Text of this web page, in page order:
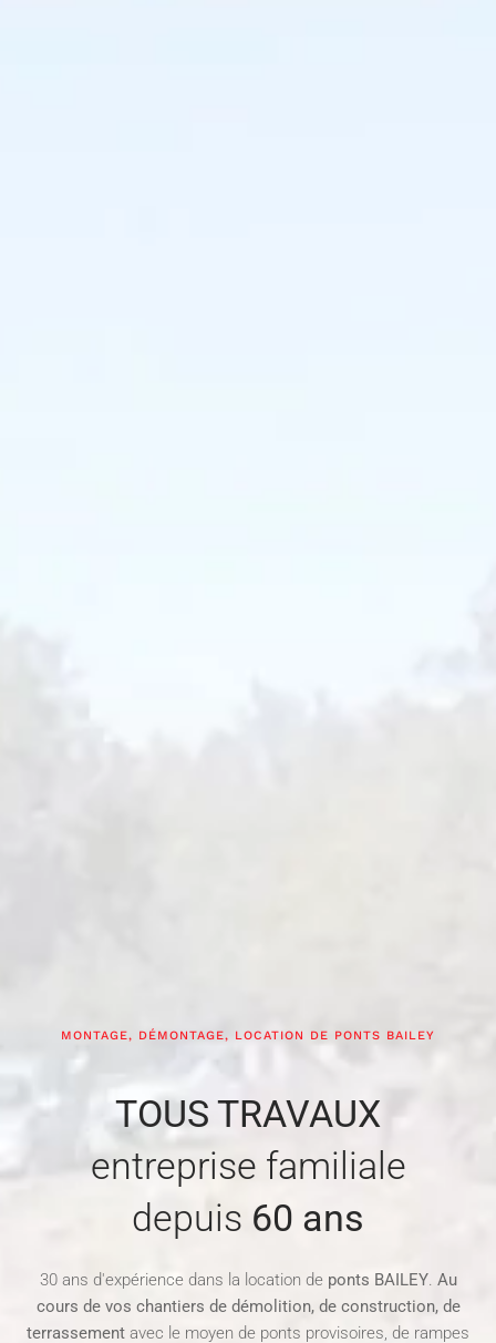
MONTAGE, DÉMONTAGE, LOCATION DE PONTS BAILEY
TOUS TRAVAUX
entreprise familiale
depuis 60 ans
30 ans d'expérience dans la location de ponts BAILEY. Au
cours de vos chantiers de démolition, de construction, de
terrassement avec le moyen de ponts provisoires, de rampes